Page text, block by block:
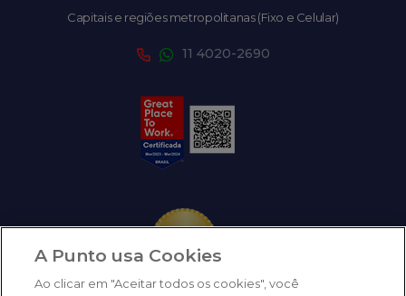
Capitais e regiões metropolitanas (Fixo e Celular)
11 4020-2690
A Punto usa Cookies
Ao clicar em "Aceitar todos os cookies", você